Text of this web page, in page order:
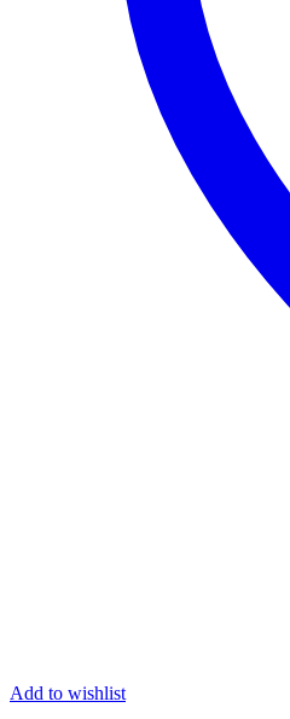
Add to wishlist